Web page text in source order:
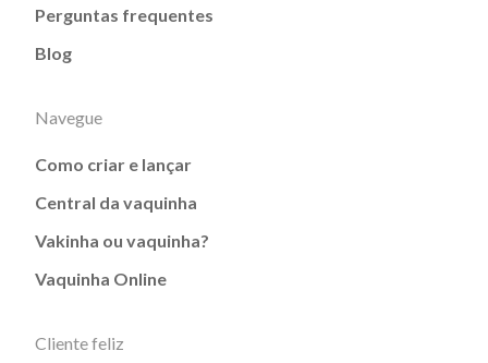
Perguntas frequentes
Blog
Navegue
Como criar e lançar
Central da vaquinha
Vakinha ou vaquinha?
Vaquinha Online
Cliente feliz